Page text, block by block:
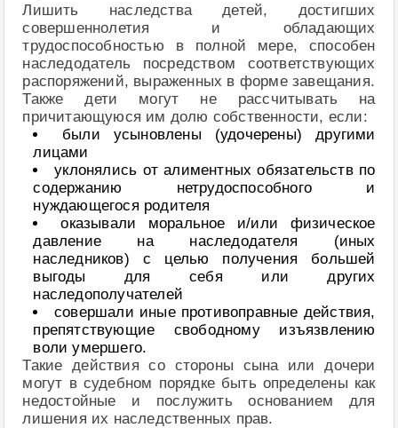
Лишить наследства детей, достигших
совершеннолетия и обладающих
трудоспособностью в полной мере, способен
наследодатель посредством соответствующих
распоряжений, выраженных в форме завещания.
Также дети могут не рассчитывать на
причитающуюся им долю собственности, если:
были усыновлены (удочерены) другими
лицами
уклонялись от алиментных обязательств по
содержанию нетрудоспособного и
нуждающегося родителя
оказывали моральное и/или физическое
давление на наследодателя (иных
наследников) с целью получения большей
выгоды для себя или других
наследополучателей
совершали иные противоправные действия,
препятствующие свободному изъязвлению
воли умершего.
Такие действия со стороны сына или дочери
могут в судебном порядке быть определены как
недостойные и послужить основанием для
лишения их наследственных прав.